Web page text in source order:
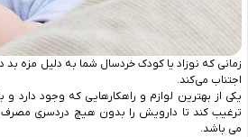
زمانی که نوزاد یا کودک خردسال شما به دلیل مزه بد
اجتناب می‌کند.
یکی از بهترین لوازم و راهکارهایی که وجود دارد
ترغیب کند تا دارویش را بدون هیچ دردسری مصرف
می باشد.